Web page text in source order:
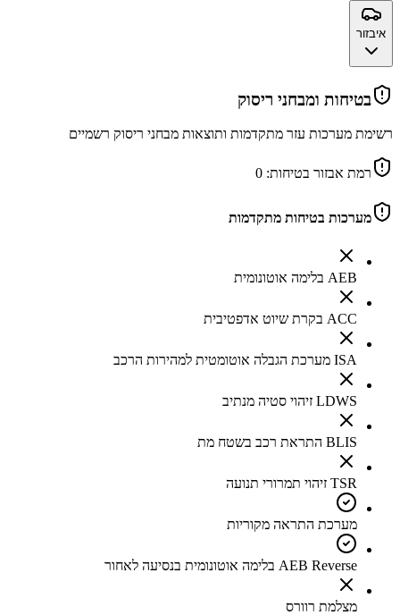
איבזור
בטיחות ומבחני ריסוק
רשימת מערכות עזר מתקדמות ותוצאות מבחני ריסוק רשמיים
רמת אבזור בטיחות: 0
מערכות בטיחות מתקדמות
AEB בלימה אוטונומית
ACC בקרת שיוט אדפטיבית
ISA מערכת הגבלה אוטומטית למהירות הרכב
LDWS זיהוי סטיה מנתיב
BLIS התראת רכב בשטח מת
TSR זיהוי תמרורי תנועה
מערכת התראה מקוריות
AEB Reverse בלימה אוטונומית בנסיעה לאחור
מצלמת רוורס